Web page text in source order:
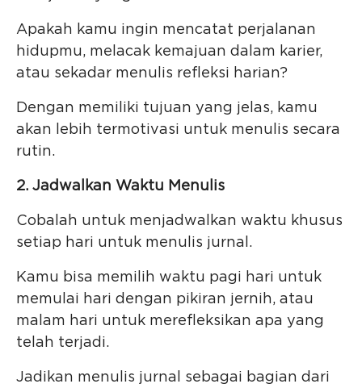
Apakah kamu ingin mencatat perjalanan
hidupmu, melacak kemajuan dalam karier,
atau sekadar menulis refleksi harian?
Dengan memiliki tujuan yang jelas, kamu
akan lebih termotivasi untuk menulis secara
rutin.
2. Jadwalkan Waktu Menulis
Cobalah untuk menjadwalkan waktu khusus
setiap hari untuk menulis jurnal.
Kamu bisa memilih waktu pagi hari untuk
memulai hari dengan pikiran jernih, atau
malam hari untuk merefleksikan apa yang
telah terjadi.
Jadikan menulis jurnal sebagai bagian dari